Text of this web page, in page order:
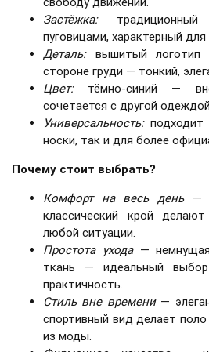
Застёжка:традиционный
пуговицами, характерный
Деталь:вышитый логотип
стороне груди — тонкий,
Цвет:тёмно-синий —
сочетается с другой
Универсальность:подходит
носки, так и для более
Почему стоит выбрать?
Комфорт на весь день—
классический крой
любой ситуации.
Простота ухода—
ткань — идеальный
практичность.
Стиль вне времени—
спортивный вид делает
из моды.